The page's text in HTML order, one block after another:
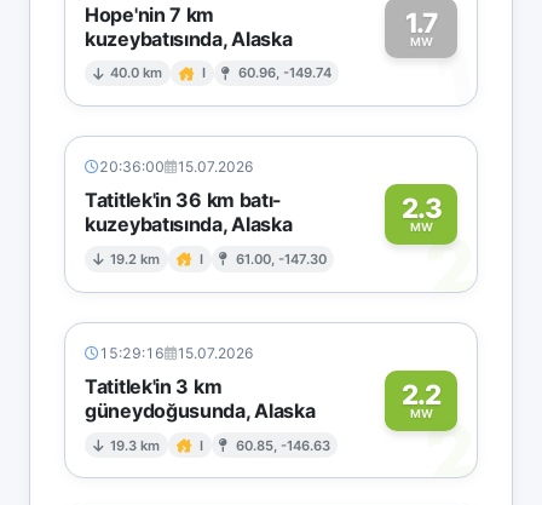
Hope'nin 7 km
kuzeybatısında, Alaska
40.0 km I 60.96, -149.74
1.7
MW1
20:36:00 15.07.2026
Tatitlek'in 36 km batı-
kuzeybatısında, Alaska
19.2 km I 61.00, -147.30
2.3
MW
2
15:29:16 15.07.2026
Tatitlek'in 3 km
güneydoğusunda, Alaska
19.3 km I 60.85, -146.63
2.2
MW2